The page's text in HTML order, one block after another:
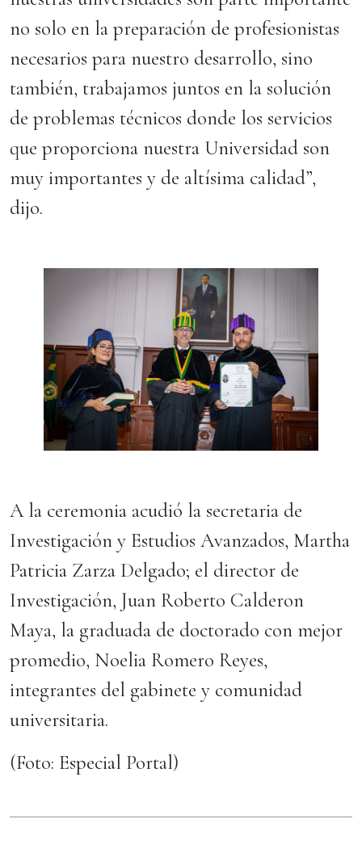
no solo en la preparación de profesionistas
necesarios para nuestro desarrollo, sino
también, trabajamos juntos en la solución
de problemas técnicos donde los servicios
que proporciona nuestra Universidad son
muy importantes y de altísima calidad”,
dijo.
A la ceremonia acudió la secretaria de
Investigación y Estudios Avanzados, Martha
Patricia Zarza Delgado; el director de
Investigación, Juan Roberto Calderon
Maya, la graduada de doctorado con mejor
promedio, Noelia Romero Reyes,
integrantes del gabinete y comunidad
universitaria.
(Foto: Especial Portal)